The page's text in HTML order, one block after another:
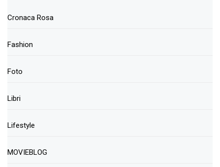
Cronaca Rosa
Fashion
Foto
Libri
Lifestyle
MOVIEBLOG